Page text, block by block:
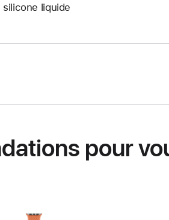
liquide
pour